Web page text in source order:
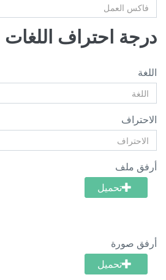
درجة احتراف اللغات
اللغة
الاحتراف
أرفق ملف
تحميل
أرفق صورة
تحميل